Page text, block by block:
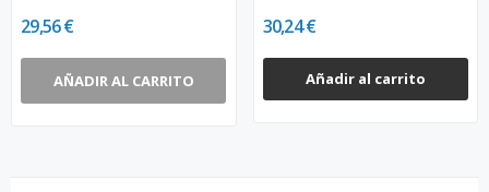
29,56 €
AÑADIR AL CARRITO
30,24 €
Añadir al carrito